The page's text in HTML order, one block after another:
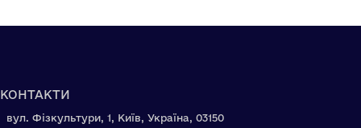
КОНТАКТИ
вул. Фізкультури, 1, Київ, Україна, 03150